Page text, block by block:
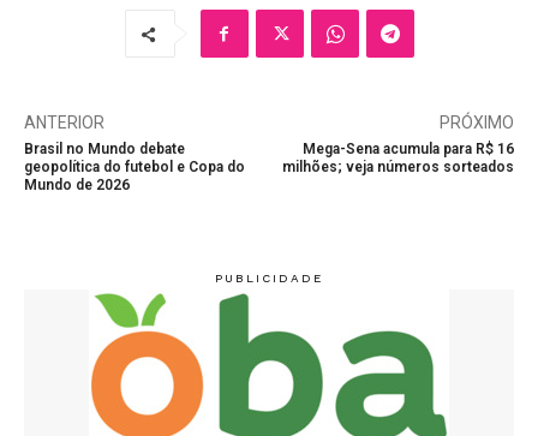
ANTERIOR
Brasil no Mundo debate
geopolítica do futebol e Copa do
Mundo de 2026
PRÓXIMO
Mega-Sena acumula para R$ 16
milhões; veja números sorteados